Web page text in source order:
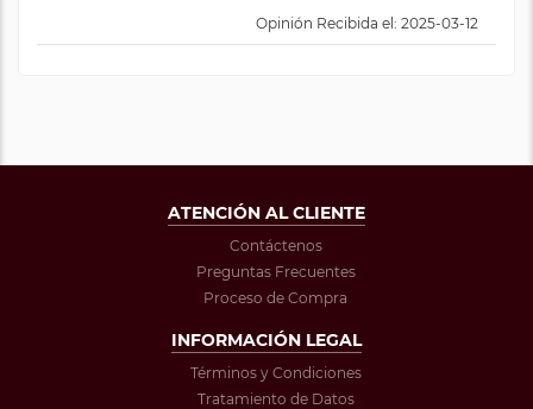
Opinión Recibida el: 2025-03-12
ATENCIÓN AL CLIENTE
Contáctenos
Preguntas Frecuentes
Proceso de Compra
INFORMACIÓN LEGAL
Términos y Condiciones
Tratamiento de Datos